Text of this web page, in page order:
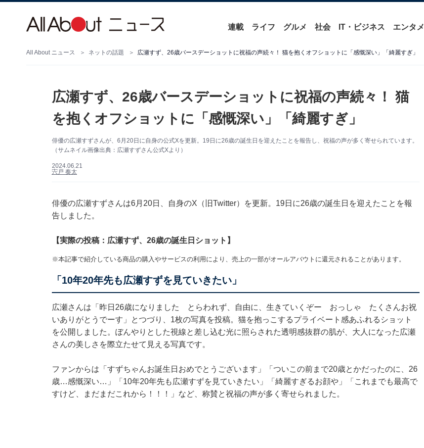
連載 ライフ グルメ 社会 IT・ビジネス エンタメ
All About ニュース ネットの話題 広瀬すず、26歳バースデーショットに祝福の声続々！ 猫を抱くオフショットに「感慨深い」「綺麗すぎ」
広瀬すず、26歳バースデーショットに祝福の声続々！ 猫
を抱くオフショットに「感慨深い」「綺麗すぎ」
俳優の広瀬すずさんが、6月20日に自身の公式Xを更新。19日に26歳の誕生日を迎えたことを報告し、祝福の声が多く寄せられています。
（サムネイル画像出典：広瀬すずさん公式Xより）
2024.06.21
宍戸 奏太
俳優の広瀬すずさんは6月20日、自身のX（旧Twitter）を更新。19日に26歳の誕生日を迎えたことを報
告しました。
【実際の投稿：広瀬すず、26歳の誕生日ショット】
※本記事で紹介している商品の購入やサービスの利用により、売上の一部がオールアバウトに還元されることがあります。
「10年20年先も広瀬すずを見ていきたい」
広瀬さんは「昨日26歳になりました とらわれず、自由に、生きていくぞー おっしゃ たくさんお祝
いありがとうでーす」とつづり、1枚の写真を投稿。猫を抱っこするプライベート感あふれるショット
を公開しました。ぼんやりとした視線と差し込む光に照らされた透明感抜群の肌が、大人になった広瀬
さんの美しさを際立たせて見える写真です。
ファンからは「すずちゃんお誕生日おめでとうございます」「ついこの前まで20歳とかだったのに、26
歳…感慨深い…」「10年20年先も広瀬すずを見ていきたい」「綺麗すぎるお顔や」「これまでも最高で
すけど、まだまだこれから！！！」など、称賛と祝福の声が多く寄せられました。